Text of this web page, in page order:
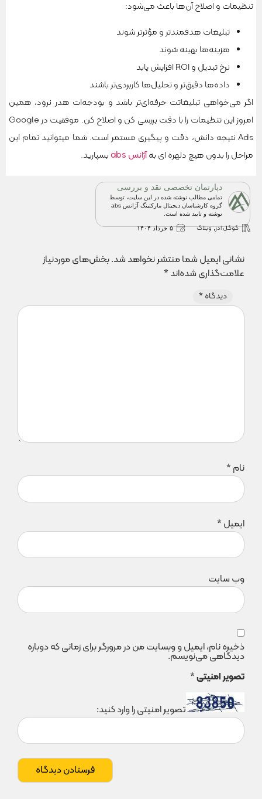
تنظیمات و اصلاح آن‌ها باعث می‌شود:
تبلیغات هدفمندتر و مؤثرتر شوند
هزینه‌ها بهینه شوند
نرخ تبدیل و ROI افزایش یابد
داده‌ها دقیق‌تر و تحلیل‌ها کاربردی‌تر باشند
اگر می‌خواهی تبلیغاتت حرفه‌ای‌تر باشد و بودجه‌ات هدر نرود، همین
امروز این تنظیمات را با دقت بررسی کن و اصلاح کن. موفقیت در Google
Ads نتیجه دانش، دقت و پیگیری مستمر است. شما میتوانید تمام این
مراحل را بدون هیچ دلهره ای بهآژانس abs بسپارید.
دپارتمان تخصصی نقد و بررسی
تمامی مطالب نوشته شده در این سایت، توسط
گروه کارشناسان دیجیتال مارکتینگ آژانس abs
نوشته و تایید شده است.
گوگل ادز,وبلاگ ۵ خرداد ۱۴۰۴
نشانی ایمیل شما منتشر نخواهد شد.بخش‌های موردنیاز
علامت‌گذاری شده‌اند*
دیدگاه*
نام*
ایمیل*
وب‌ سایت
ذخیره نام، ایمیل و وبسایت من در مرورگر برای زمانی که دوباره
دیدگاهی می‌نویسم.
تصویر امنیتی*
تصویر امنیتی را وارد کنید: